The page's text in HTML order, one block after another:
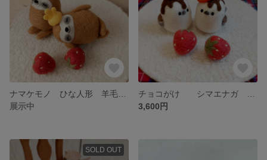
展示中
3,600円
SOLD OUT